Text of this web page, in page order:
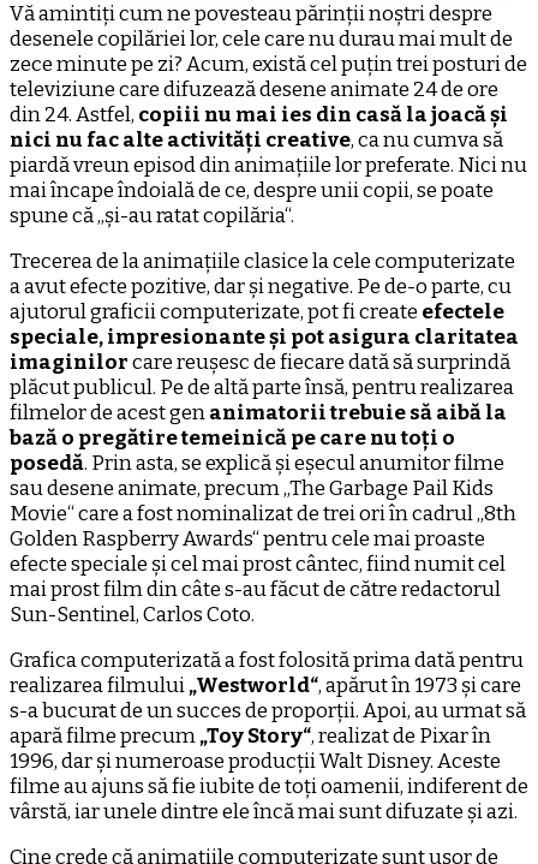
Vă amintiți cum ne povesteau părinții noștri despre
desenele copilăriei lor, cele care nu durau mai mult de
zece minute pe zi? Acum, există cel puțin trei posturi de
televiziune care difuzează desene animate 24 de ore
din 24. Astfel, copiii nu mai ies din casă la joacă și
nici nu fac alte activități creative, ca nu cumva să
piardă vreun episod din animațiile lor preferate. Nici nu
mai încape îndoială de ce, despre unii copii, se poate
spune că „și-au ratat copilăria“.
Trecerea de la animațiile clasice la cele computerizate
a avut efecte pozitive, dar și negative. Pe de-o parte, cu
ajutorul graficii computerizate, pot fi create efectele
speciale, impresionante și pot asigura claritatea
imaginilorcare reușesc de fiecare dată să surprindă
plăcut publicul. Pe de altă parte însă, pentru realizarea
filmelor de acest genanimatorii trebuie să aibă la
bază o pregătire temeinică pe care nu toți o
posedă. Prin asta, se explică și eșecul anumitor filme
sau desene animate, precum „The Garbage Pail Kids
Movie“ care a fost nominalizat de trei ori în cadrul „8th
Golden Raspberry Awards“ pentru cele mai proaste
efecte speciale și cel mai prost cântec, fiind numit cel
mai prost film din câte s-au făcut de către redactorul
Sun-Sentinel, Carlos Coto.
Grafica computerizată a fost folosită prima dată pentru
realizarea filmului„Westworld“, apărut în 1973 și care
s-a bucurat de un succes de proporții. Apoi, au urmat să
apară filme precum„Toy Story“, realizat de Pixar în
1996, dar și numeroase producții Walt Disney. Aceste
filme au ajuns să fie iubite de toți oamenii, indiferent de
vârstă, iar unele dintre ele încă mai sunt difuzate și azi.
Cine crede că animațiile computerizate sunt ușor de